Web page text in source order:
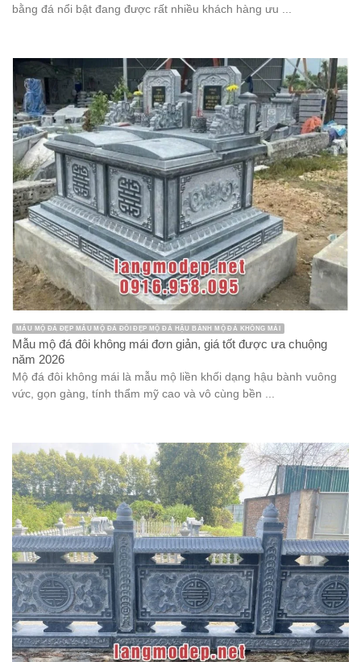
bằng đá nổi bật đang được rất nhiều khách hàng ưu ...
MẪU MỘ ĐÁ ĐẸP MẪU MỘ ĐÁ ĐÔI ĐẸP MỘ ĐÁ HẬU BÀNH MỘ ĐÁ KHÔNG MÁI
Mẫu mộ đá đôi không mái đơn giản, giá tốt được ưa chuộng
năm 2026
Mộ đá đôi không mái là mẫu mộ liền khối dạng hậu bành vuông
vức, gọn gàng, tính thẩm mỹ cao và vô cùng bền ...